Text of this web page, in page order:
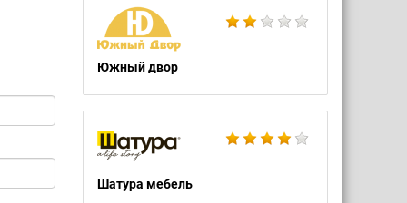
Южный двор
Шатура мебель